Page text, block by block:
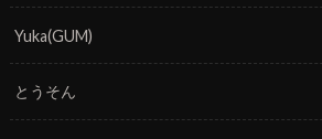
Yuka(GUM)
とうそん